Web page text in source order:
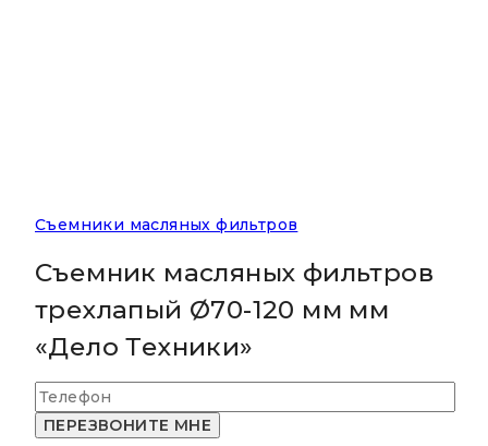
Съемники масляных фильтров
Съемник масляных фильтров
трехлапый Ø70-120 мм мм
«Дело Техники»